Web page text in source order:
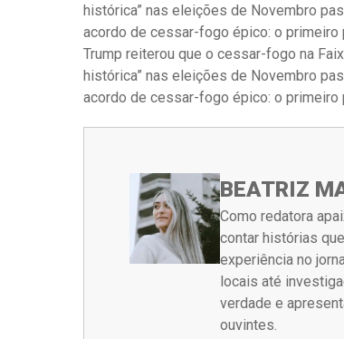
histórica” nas eleições de Novembro
acordo de cessar-fogo épico: o primeiro
Trump reiterou que o cessar-fogo na
histórica” nas eleições de Novembro
acordo de cessar-fogo épico: o primeiro
BEATRIZ
Como redatora
contar histórias
experiência no
locais até
verdade e
ouvintes.